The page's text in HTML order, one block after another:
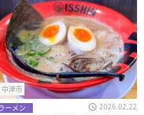
中津市
ーメン
2026.02.22